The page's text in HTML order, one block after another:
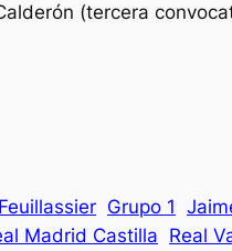
(tercera
Grupo 1
Madrid Castilla Real